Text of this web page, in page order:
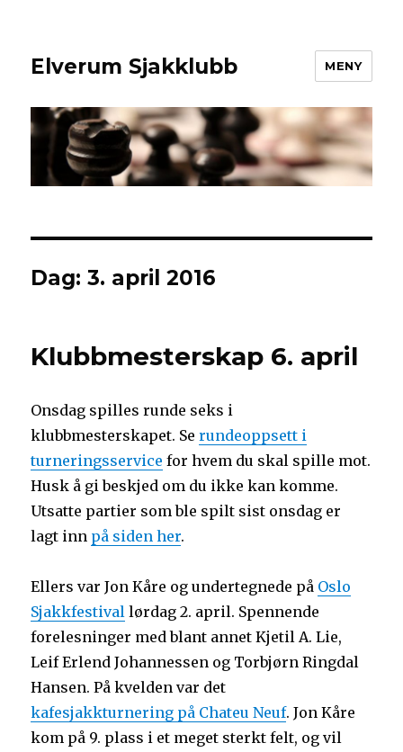
Elverum Sjakklubb MENY
Dag:3. april 2016
Klubbmesterskap 6. april
Onsdag spilles runde seks i
klubbmesterskapet. Serundeoppsett i
turneringsservice for hvem du skal spille mot.
Husk å gi beskjed om du ikke kan komme.
Utsatte partier som ble spilt sist onsdag er
lagt inn på siden her.
Ellers var Jon Kåre og undertegnede på Oslo
Sjakkfestival lørdag 2. april. Spennende
forelesninger med blant annet Kjetil A. Lie,
Leif Erlend Johannessen og Torbjørn Ringdal
Hansen. På kvelden var det
kafesjakkturnering på Chateu Neuf. Jon Kåre
kom på 9. plass i et meget sterkt felt, og vil